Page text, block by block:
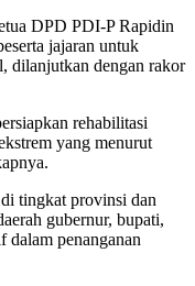
DPD PDI-P Rapidin
jajaran untuk
dilanjutkan dengan rakor
rehabilitasi
yang menurut
tingkat provinsi dan
gubernur, bupati,
dalam penanganan